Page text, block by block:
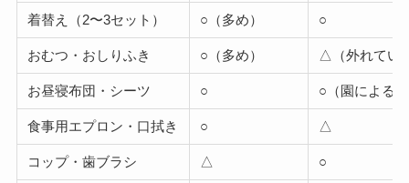
着替え（2〜3セット） ○（多め） ○
おむつ・おしりふき ○（多め） △（外れてい
お昼寝布団・シーツ ○ ○（園による）
食事用エプロン・口拭き ○ △
コップ・歯ブラシ △ ○